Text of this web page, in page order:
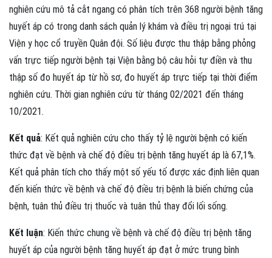
nghiên cứu mô tả cắt ngang có phân tích trên 368 người bệnh tăng
huyết áp có trong danh sách quản lý khám và điều trị ngoại trú tại
Viện y học cổ truyền Quân đội. Số liệu được thu thập bằng phỏng
vấn trực tiếp người bệnh tại Viện bằng bộ câu hỏi tự điền và thu
thập số đo huyết áp từ hồ sơ, đo huyết áp trực tiếp tại thời điểm
nghiên cứu. Thời gian nghiên cứu từ tháng 02/2021 đến tháng
10/2021.
Kết quả: Kết quả nghiên cứu cho thấy tỷ lệ người bệnh có kiến
thức đạt về bệnh và chế độ điều trị bệnh tăng huyết áp là 67,1%.
Kết quả phân tích cho thấy một số yếu tố được xác định liên quan
đến kiến thức về bệnh và chế độ điều trị bệnh là biến chứng của
bệnh, tuân thủ điều trị thuốc và tuân thủ thay đổi lối sống.
Kết luận: Kiến thức chung về bệnh và chế độ điều trị bệnh tăng
huyết áp của người bệnh tăng huyết áp đạt ở mức trung bình